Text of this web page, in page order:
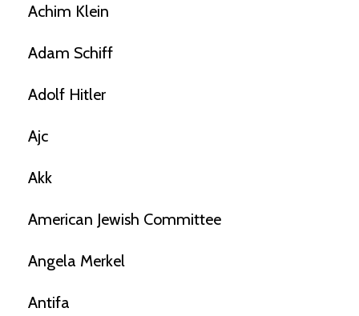
Achim Klein
Adam Schiff
Adolf Hitler
Ajc
Akk
American Jewish Committee
Angela Merkel
Antifa